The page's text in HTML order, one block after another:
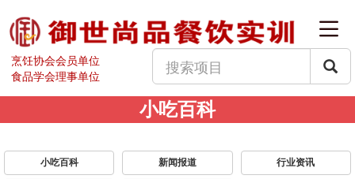
烹饪协会会员单位
食品学会理事单位
小吃百科
小吃百科 新闻报道 行业资讯